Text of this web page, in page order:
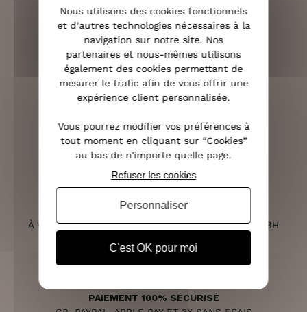
LIVRAISON RAPIDE
OFFERTE DÈS 70€
RETOURS SOUS 14 JOURS
(VOIR LES CONDITIONS)
SERVICE CLIENT
À VOTRE ÉCOUTE DU LUNDI AU SAMEDI DE 10H À 18H
PAIEMENT 100% SÉCURISÉ
Nous utilisons des cookies fonctionnels
et d’autres technologies nécessaires à la
navigation sur notre site. Nos
partenaires et nous-mêmes utilisons
également des cookies permettant de
mesurer le trafic afin de vous offrir une
expérience client personnalisée.
Vous pourrez modifier vos préférences à
tout moment en cliquant sur “Cookies”
au bas de n'importe quelle page.
C'est OK pour moi
Refuser les cookies
Personnaliser